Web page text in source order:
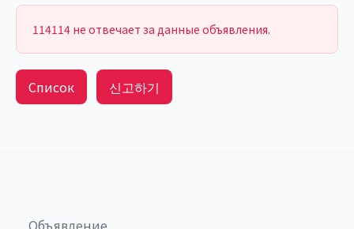
114114 не отвечает за данные объявления.
Список 신고하기
Объявление